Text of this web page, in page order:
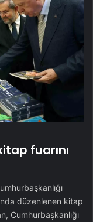
fuarını
düzenlenen kitap
Cumhurbaşkanlığı